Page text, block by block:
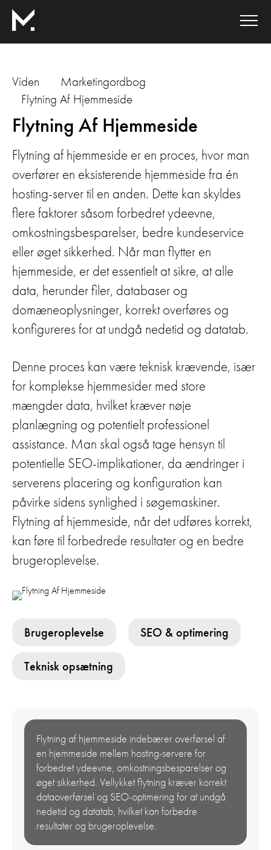
Viden
Marketingordbog
Flytning Af Hjemmeside
Flytning Af Hjemmeside
Flytning af hjemmeside er en proces, hvor man
overfører en eksisterende hjemmeside fra én
hosting-server til en anden. Dette kan skyldes
flere faktorer såsom forbedret ydeevne,
omkostningsbesparelser, bedre kundeservice
eller øget sikkerhed. Når man flytter en
hjemmeside, er det essentielt at sikre, at alle
data, herunder filer, databaser og
domæneoplysninger, korrekt overføres og
konfigureres for at undgå nedetid og datatab.
Denne proces kan være teknisk krævende, især
for komplekse hjemmesider med store
mængder data, hvilket kræver nøje
planlægning og potentielt professionel
assistance. Man skal også tage hensyn til
potentielle SEO-implikationer, da ændringer i
serverens placering og konfiguration kan
påvirke sidens synlighed i søgemaskiner.
Flytning af hjemmeside, når det udføres korrekt,
kan føre til forbedrede resultater og en bedre
brugeroplevelse.
Brugeroplevelse SEO & optimering
Teknisk opsætning
Flytning af hjemmeside indebærer overførsel af
en hjemmeside mellem hosting-servere for
forbedret ydeevne, omkostningsbesparelser og
øget sikkerhed. Vellykket flytning kræver korrekt
dataoverførsel og SEO-optimering for at undgå
nedetid og datatab, hvilket kan forbedre
resultater og brugeroplevelse.